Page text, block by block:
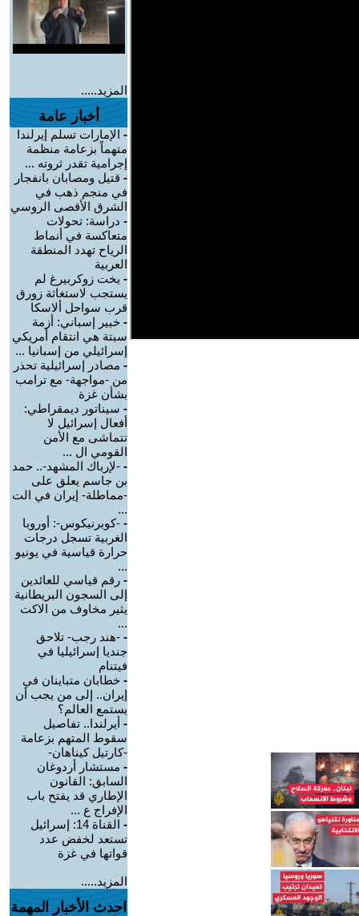
المزيد.....
أخبار عامة
- الإمارات تسلم إيرلندا
متهماً بزعامة منظمة
إجرامية تقدر ثروته ...
- قتيل ومصابان بانفجار
في منجم ذهب في
الشرق الأقصى الروسي
- دراسة: تحولات
متعاكسة في أنماط
الرياح تهدد المنطقة
العربية
- يخت زوكربيرغ لم
يستجب لاستغاثة زورق
قرب سواحل ألاسكا
- خبير إسباني: أزمة
سبتة هي انتقام أمريكي
إسرائيلي من إسبانيا ...
- مصادر إسرائيلية تحذر
من -مواجهة- مع ترامب
بشأن غزة
- سيناتور ديمقراطي:
أفعال إسرائيل لا
تتماشى مع الأمن
القومي ال ...
- -لإرباك المشهد-.. حمد
بن جاسم يعلق على
-مماطلة- إيران في الت
...
- -كوبرنيكوس-: أوروبا
الغربية تسجل درجات
حرارة قياسية في يونيو
...
- رقم قياسي للعائدين
إلى السجون البريطانية
يثير مخاوف من الاكت
...
- -هند رجب- تلاحق
جنديا إسرائيليا في
فيتنام
- خطابان متباينان في
إيران.. إلى من يجب أن
يستمع العالم؟
- أيرلندا.. تفاصيل
سقوط المتهم بزعامة
-كارتيل كيناهان-
- مستشار أردوغان
السابق: القانون
الإطاري قد يفتح باب
الإفراج ع ...
-
القناة 14: إسرائيل
تستعد لخفض عدد
قواتها في غزة
المزيد.....
احدث الأخبار المهمة